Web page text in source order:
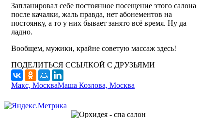
Запланировал себе постоянное посещение этого салона
после качалки, жаль правда, нет абонементов на
постоянку, а то у них бывает занято всё время. Ну да
ладно.
Вообщем, мужики, крайне советую массаж здесь!
ПОДЕЛИТЬСЯ ССЫЛКОЙ С ДРУЗЬЯМИ
Макс, МоскваМаша Козлова, Москва